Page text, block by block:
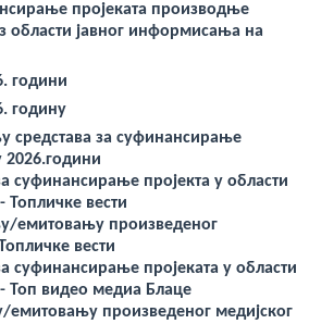
пројеката производње
области јавног информисања на
години
годину
средстава за суфинансирање
2026.години
суфинансирање пројекта у области
вести
емитовању произведеног
вести
суфинансирање пројеката у области
Топ видео медиа Блаце
емитовању произведеног медијског